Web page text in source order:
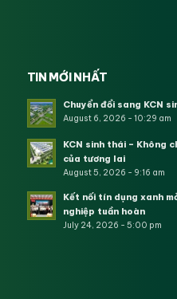
TIN MỚI NHẤT
Chuyển đổi sang KCN
August 6, 2026 - 10:29 am
KCN sinh thái – Không
của tương lai
August 5, 2026 - 9:16 am
Kết nối tín dụng xanh
nghiệp tuần hoàn
July 24, 2026 - 5:00 pm